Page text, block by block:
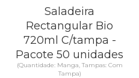
Saladeira
Rectangular Bio
720ml C/tampa -
Pacote 50 unidades
(Quantidade: Manga, Tampas: Com
Tampa)